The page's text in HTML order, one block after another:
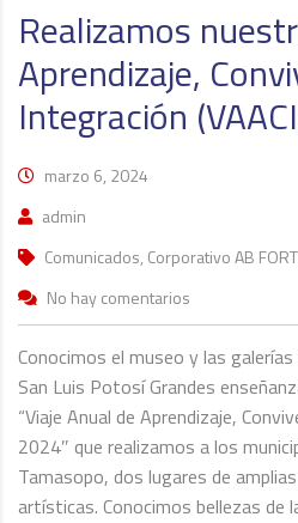
Realizamos
Aprendizaje,
Integración
marzo 6, 2024
admin
Comunicados, Corporativo AB
No hay comentarios
Conocimos el museo y las
San Luis Potosí Grandes
“Viaje Anual de Aprendizaje,
2024″ que realizamos a los
Tamasopo, dos lugares de
artísticas. Conocimos bellezas de